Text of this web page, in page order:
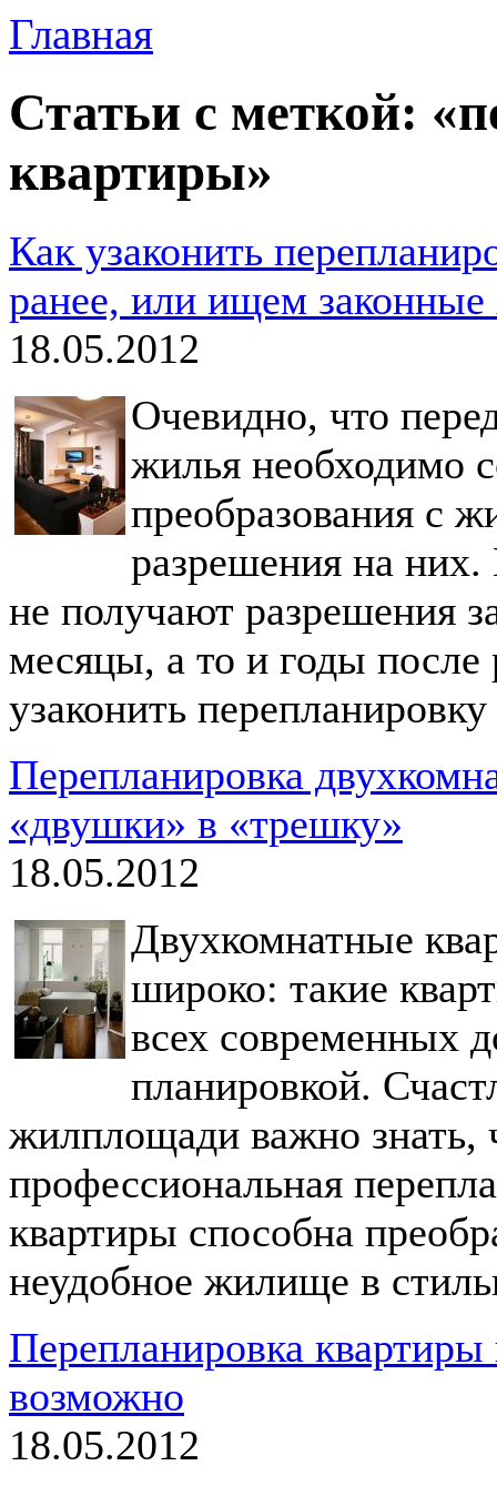
Главная
Статьи с меткой:
квартиры»
Как узаконить
ранее, или ищем
18.05.2012
Очевидно, что
жилья необходимо
преобразования с
разрешения на них.
не получают разрешения
месяцы, а то и годы после
узаконить
Перепланировка
«двушки» в «трешку»
18.05.2012
Двухкомнатные
широко: такие
всех современных
планировкой.
жилплощади важно знать,
профессиональная
квартиры способна
неудобное жилище в
Перепланировка
возможно
18.05.2012